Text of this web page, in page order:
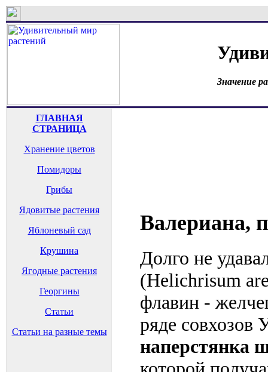
Значение
ГЛАВНАЯ
СТРАНИЦА
Хранение цветов
Помидоры
Грибы
Ядовитые растения
Яблоневый сад
Крушина
Ягодные растения
Георгины
Статьи
Статьи на разные темы
Валериана,
Долго не
(Helichrisum
флавин -
ряде совхозов
наперстянка